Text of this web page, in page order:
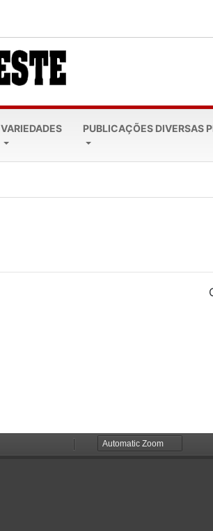
VARIEDADES PUBLICAÇÕES DIVERSAS